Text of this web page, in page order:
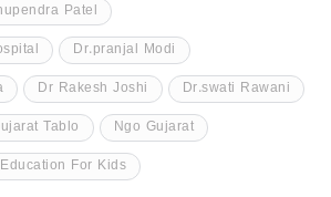
Patel
Dr.pranjal Modi
Dr Rakesh Joshi Dr.swati Rawani
Tablo Ngo Gujarat
Education For Kids